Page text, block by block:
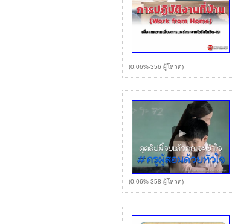
(0.06%-356 ผู้โหวต)
(0.06%-358 ผู้โหวต)